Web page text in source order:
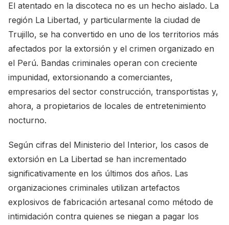
El atentado en la discoteca no es un hecho aislado. La
región La Libertad, y particularmente la ciudad de
Trujillo, se ha convertido en uno de los territorios más
afectados por la extorsión y el crimen organizado en
el Perú. Bandas criminales operan con creciente
impunidad, extorsionando a comerciantes,
empresarios del sector construcción, transportistas y,
ahora, a propietarios de locales de entretenimiento
nocturno.
Según cifras del Ministerio del Interior, los casos de
extorsión en La Libertad se han incrementado
significativamente en los últimos dos años. Las
organizaciones criminales utilizan artefactos
explosivos de fabricación artesanal como método de
intimidación contra quienes se niegan a pagar los